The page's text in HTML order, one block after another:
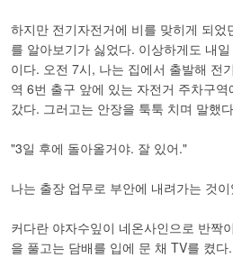
하지만 전기자전거에 비를 맞히게 되었
를 알아보기가 싫었다. 이상하게도 내
이다. 오전 7시, 나는 집에서 출발해 전
역 6번 출구 앞에 있는 자전거 주차구
갔다. 그러고는 안장을 툭툭 치며 말했
"3일 후에 돌아올거야. 잘 있어."
나는 출장 업무로 부안에 내려가는 것
커다란 야자수잎이 네온사인으로 반짝
을 풀고는 담배를 입에 문 채 TV를 켰